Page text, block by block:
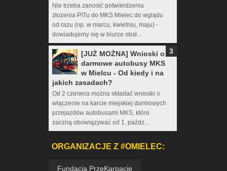
Nie trzeba zanosić potwierdzenia
złożenia PITu do MKS Mielec do wglądu
od razu (np. w marcu, kwietniu, maju) -
dowiadujemy się w biurze obsł...
[JUŻ MOŻNA] Wnioski o
darmowe autobusy MKS
w Mielcu - Od kiedy i na
jakich zasadach?
Od 2 czerwca można składać wnioski o
włączenie na karcie miejskiej darmowych
przejazdów autobusami MKS, które
zaczną obowiązywać od 1. paźdz...
ORGANIZACJE Z #OMIELEC:
Fundacja PrzeKarpacie